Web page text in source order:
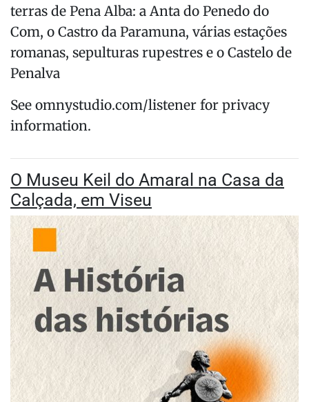
terras de Pena Alba: a Anta do Penedo do
Com, o Castro da Paramuna, várias estações
romanas, sepulturas rupestres e o Castelo de
Penalva
See omnystudio.com/listener for privacy
information.
O Museu Keil do Amaral na Casa da
Calçada, em Viseu